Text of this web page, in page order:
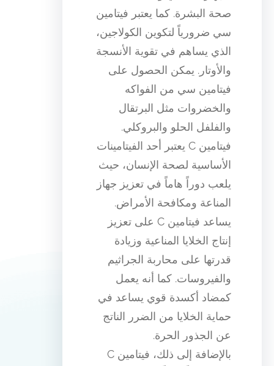
صحة البشرة. كما يعتبر فيتامين
سي ضرورياً لتكوين الكولاجين،
الذي يساهم في تقوية الأنسجة
والأوتار. يمكن الحصول على
فيتامين سي من الفواكه
والخضروات مثل البرتقال
والفلفل الحلو والبروكلي.
فيتامين C يعتبر أحد الفيتامينات
الأساسية لصحة الإنسان، حيث
يلعب دوراً هاماً في تعزيز جهاز
المناعة ومكافحة الأمراض.
يساعد فيتامين C على تعزيز
إنتاج الخلايا المناعية وزيادة
قدرتها على محاربة الجراثيم
والفيروسات. كما أنه يعمل
كمضاد أكسدة قوي يساعد في
حماية الخلايا من الضرر الناتج
عن الجذور الحرة.
بالإضافة إلى ذلك، فيتامين C